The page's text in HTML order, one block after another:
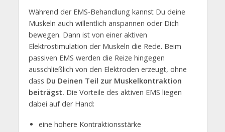
Während der EMS-Behandlung kannst Du deine
Muskeln auch willentlich anspannen oder Dich
bewegen. Dann ist von einer aktiven
Elektrostimulation der Muskeln die Rede. Beim
passiven EMS werden die Reize hingegen
ausschließlich von den Elektroden erzeugt, ohne
dass Du Deinen Teil zur Muskelkontraktion
beiträgst. Die Vorteile des aktiven EMS liegen
dabei auf der Hand:
eine höhere Kontraktionsstärke